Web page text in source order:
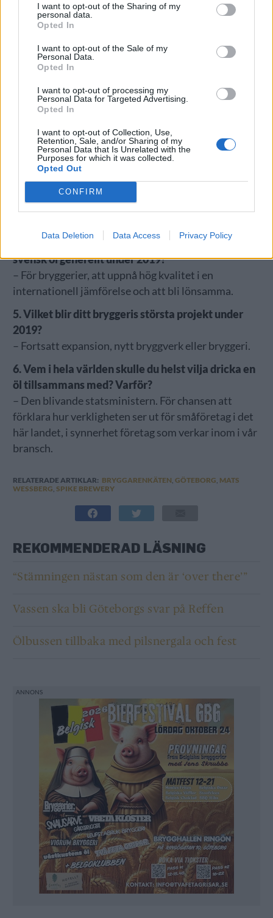
I want to opt-out of the Sharing of my
personal data.
Opted In
I want to opt-out of the Sale of my
Personal Data.
Opted In
I want to opt-out of processing my
Personal Data for Targeted Advertising.
Opted In
I want to opt-out of Collection, Use,
Retention, Sale, and/or Sharing of my
Personal Data that Is Unrelated with the
Purposes for which it was collected.
Opted Out
CONFIRM
Data Deletion Data Access Privacy Policy
4. Vad tror du blir den största utmaningen för
svensk öl generellt under 2019?
– För bryggerier, att uppnå hög kvalitet i en
internationell jämförelse och att bli lönsamma.
5. Vilket blir ditt bryggeris största projekt under
2019?
– Fortsatt expansion, nytt bryggverk eller bryggeri.
6. Vem i hela världen skulle du helst vilja dricka en
öl tillsammans med? Varför?
– Den blivande statsministern. För chansen att
förklara hur verkligheten ser ut för småföretag i det
här landet, i synnerhet företag som verkar inom i vår
bransch.
RELATERADE ARTIKLAR: BRYGGARENKÄTEN, GÖTEBORG, MATS
WESSBERG, SPIKE BREWERY
REKOMMENDERAD LÄSNING
“Stämningen nästan som den är ‘over there’”
Vassen ska bli Göteborgs svar på Reffen
Ölbussen tillbaka med pilsnergala och fest